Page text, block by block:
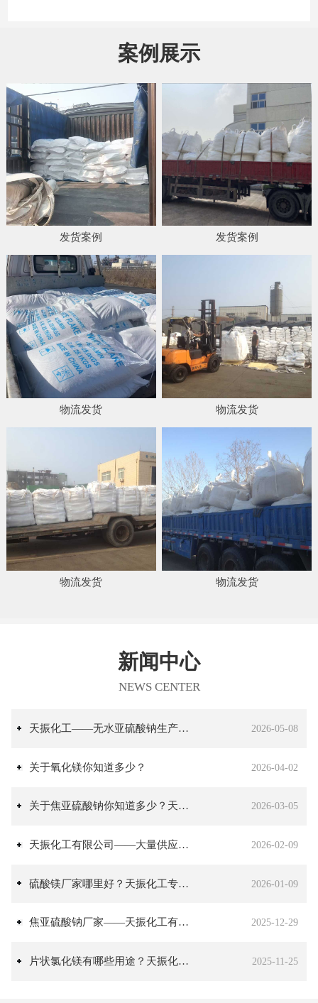
案例展示
发货案例 发货案例
物流发货 物流发货
物流发货 物流发货
新闻中心
NEWS CENTER
天振化工——无水亚硫酸钠生产厂家 2026-05-08
关于氧化镁你知道多少？ 2026-04-02
关于焦亚硫酸钠你知道多少？天振化工专业生产焦亚硫酸钠 2026-03-05
天振化工有限公司——大量供应氯化钙 2026-02-09
硫酸镁厂家哪里好？天振化工专业生产硫酸镁 2026-01-09
焦亚硫酸钠厂家——天振化工有限公司 2025-12-29
片状氯化镁有哪些用途？天振化工有限公司常年生产氯化镁 2025-11-25